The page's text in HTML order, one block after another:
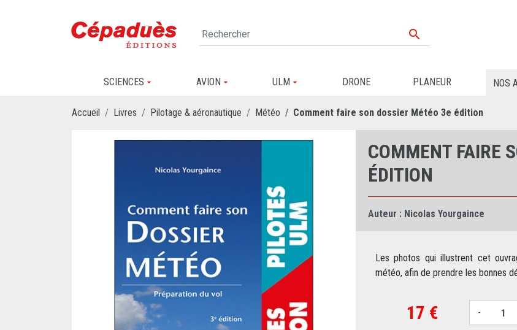

SCIENCES AVION ULM DRONE PLANEUR NOS
Accueil Livres Pilotage & aéronautique Météo Comment faire son dossier Météo 3e édition
COMMENT FAIRE
ÉDITION
Auteur : Nicolas Yourgaince
Les photos qui illustrent cet
météo, afin de prendre les bonnes
17 € -